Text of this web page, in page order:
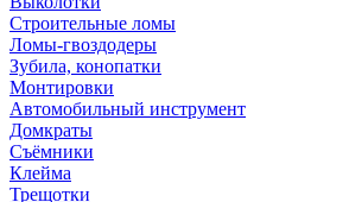
Строительные ломы
Ломы-гвоздодеры
Зубила, конопатки
Монтировки
Автомобильный инструмент
Домкраты
Съёмники
Клейма
Трещотки